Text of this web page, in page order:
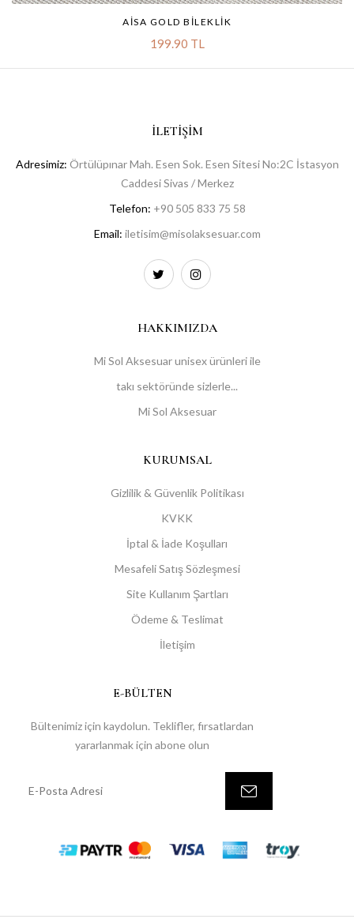
AISA GOLD BILEKLIK
199.90 TL
İLETIŞIM
Adresimiz: Örtülüpınar Mah. Esen Sok. Esen Sitesi No:2C İstasyon
Caddesi Sivas / Merkez
Telefon: +90 505 833 75 58
Email: iletisim@misolaksesuar.com
HAKKIMIZDA
Mi Sol Aksesuar unisex ürünleri ile
takı sektöründe sizlerle...
Mi Sol Aksesuar
KURUMSAL
Gizlilik & Güvenlik Politikası
KVKK
İptal & İade Koşulları
Mesafeli Satış Sözleşmesi
Site Kullanım Şartları
Ödeme & Teslimat
İletişim
E-BÜLTEN
Bültenimiz için kaydolun. Teklifler, fırsatlardan
yararlanmak için abone olun